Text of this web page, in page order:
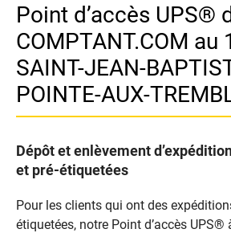
Point d’accès UPS®
COMPTANT.COM au
SAINT-JEAN-
POINTE-AUX-
Dépôt et enlèvement
et pré-étiquetées
Pour les clients qui ont des
étiquetées, notre Point d’accès UPS®